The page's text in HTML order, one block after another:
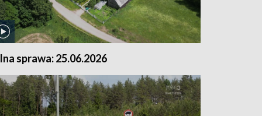
sprawa: 25.06.2026